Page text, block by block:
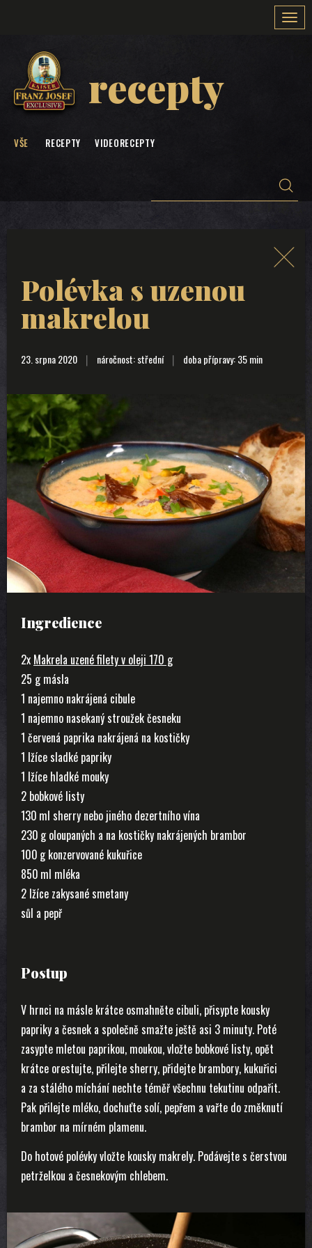
recepty
VŠE RECEPTY VIDEORECEPTY
Polévka s uzenou
makrelou
23. srpna 2020 náročnost: střední doba přípravy: 35 min
Ingredience
2x Makrela uzené filety v oleji 170 g
25 g másla
1 najemno nakrájená cibule
1 najemno nasekaný stroužek česneku
1 červená paprika nakrájená na kostičky
1 lžíce sladké papriky
1 lžíce hladké mouky
2 bobkové listy
130 ml sherry nebo jiného dezertního vína
230 g oloupaných a na kostičky nakrájených brambor
100 g konzervované kukuřice
850 ml mléka
2 lžíce zakysané smetany
sůl a pepř
Postup
V hrnci na másle krátce osmahněte cibuli, přisypte kousky
papriky a česnek a společně smažte ještě asi 3 minuty. Poté
zasypte mletou paprikou, moukou, vložte bobkové listy, opět
krátce orestujte, přilejte sherry, přidejte brambory, kukuřici
a za stálého míchání nechte téměř všechnu tekutinu odpařit.
Pak přilejte mléko, dochuťte solí, pepřem a vařte do změknutí
brambor na mírném plamenu.
Do hotové polévky vložte kousky makrely. Podávejte s čerstvou
petrželkou a česnekovým chlebem.